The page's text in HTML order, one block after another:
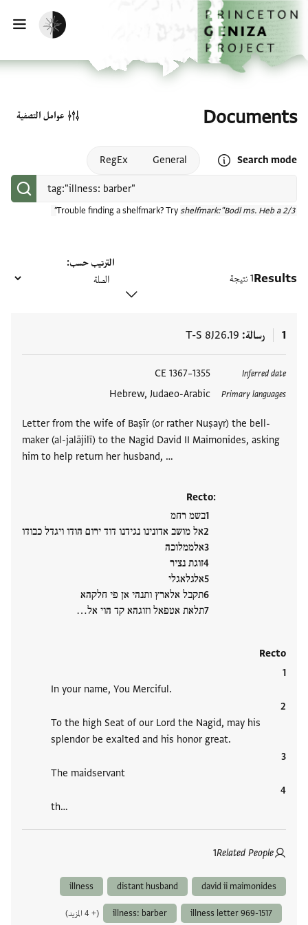
تخطي إلى المحتوى الرئيسي
الصفحة الرئيسية
تفعيل الوضع المظلم
Documents
Search mode
Open search mode help
General
RegEx
Trouble finding a shelfmark? Try shelfmark:"Bodl ms. Heb a 2/3"
عوامل التصفية
Results1 نتيجة
الترتيب حسب
1 رسالة T-S 8J26.19
Inferred date
1355–1367 CE
Primary languages
Hebrew, Judaeo-Arabic
Letter from the wife of Baṣīr (or rather Nuṣayr) the bell-
maker (al-jalājilī) to the Nagid David II Maimonides, asking
him to help return her husband, …
Recto:
בשמ רחמ
אל מושב אדונינו נגידנו דוד ירום הודו ויגדל כבודו
אלממלוכה
זוגת נציר
אלגלאגלי
תקבל אלארץ ותנהי אן פי חלקהא
תלאת אטפאל וזוגהא קד הוי אל…
Recto
In your name, You Merciful.
To the high Seat of our Lord the Nagid, may his
splendor be exalted and his honor great.
The maidservant
th…
Related People
1
العلامات
david ii maimonides
distant husband
illness
illness letter 969-1517
illness: barber (+ 4 المزيد)